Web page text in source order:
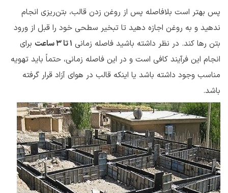
پس بهتر است بلافاصله پس از روغن زدن قالب، بتن‌ریزی انجام
ندهید و به روغن اجازه دهید تا تبخیر سطحی خود را قبل از ورود
بتن رها کند. در نظر داشته باشید فاصله زمانی 1 تا 3 ساعت
برای
انجام این فرآیند کافی است و در این فاصله زمانی، حتماً باید تهویه
مناسب وجود داشته باشد یا اینکه قالب در هوای آزاد قرار گرفته
باشد.